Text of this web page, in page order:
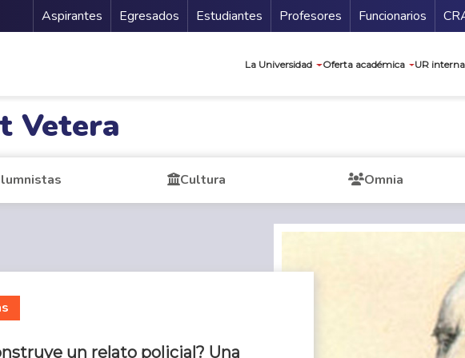
Menu Secundario
Aspirantes Egresados Estudiantes Profesores Funcionarios
La Universidad Oferta académica UR
Vetera
Cultura Omnia
un relato policial? Una